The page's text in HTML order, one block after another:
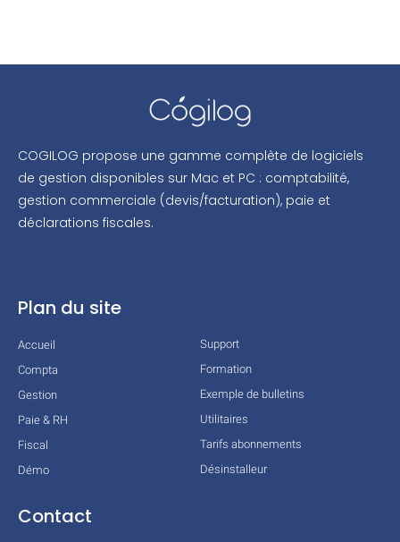
COGILOG propose une gamme complète de logiciels
de gestion disponibles sur Mac et PC : comptabilité,
gestion commerciale (devis/facturation), paie et
déclarations fiscales.
Plan du site
Accueil
Compta
Gestion
Paie & RH
Fiscal
Démo
Support
Formation
Exemple de bulletins
Utilitaires
Tarifs abonnements
Désinstalleur
Contact